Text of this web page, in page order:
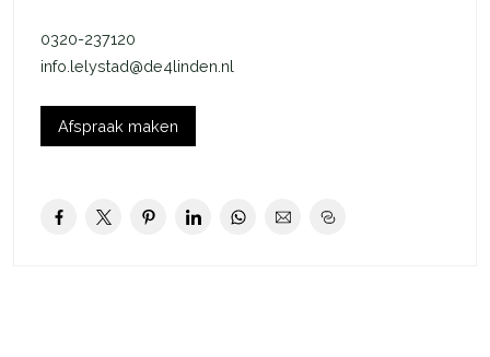
0320-237120
info.lelystad@de4linden.nl
Afspraak maken